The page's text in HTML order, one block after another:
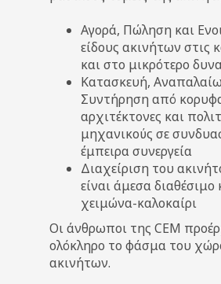
Αγορά, Πώληση και
είδους ακινήτων στις
και στο μικρότερο
Κατασκευή,
Συντήρηση από
αρχιτέκτονες και
μηχανικούς σε
έμπειρα συνεργεία
Διαχείριση του
είναι άμεσα διαθέσιμο
χειμώνα-καλοκαίρι
Οι άνθρωποι της CEM
ολόκληρο το φάσμα του
ακινήτων.